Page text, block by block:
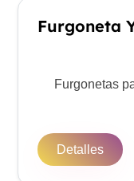
Furgoneta
Furgonetas
Detalles